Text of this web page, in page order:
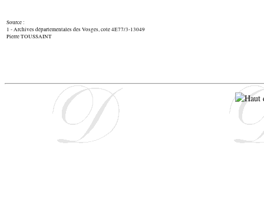
Source :
1 - Archives départementales des Vosges, cote 4E77/3-13049
Pierre TOUSSAINT